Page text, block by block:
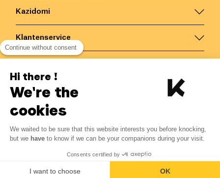
Kazidomi
Klantenservice
België/NL
Alle rechten voorbehouden
Continue without consent
Hi there !
We're the
cookies
We waited to be sure that this website interests you before knocking,
but we have to know if we can be your companions during your visit.
Consents certified by
I want to choose OK